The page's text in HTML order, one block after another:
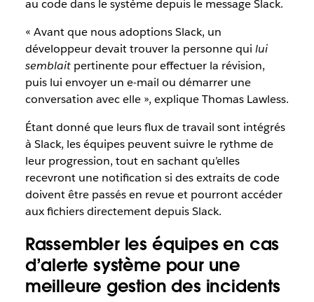
au code dans le système depuis le message Slack.
« Avant que nous adoptions Slack, un
développeur devait trouver la personne qui lui
semblaitpertinente pour effectuer la révision,
puis lui envoyer un e-mail ou démarrer une
conversation avec elle », explique Thomas Lawless.
Étant donné que leurs flux de travail sont intégrés
à Slack, les équipes peuvent suivre le rythme de
leur progression, tout en sachant qu’elles
recevront une notification si des extraits de code
doivent être passés en revue et pourront accéder
aux fichiers directement depuis Slack.
Rassembler les équipes en cas
d’alerte système pour une
meilleure gestion des incidents